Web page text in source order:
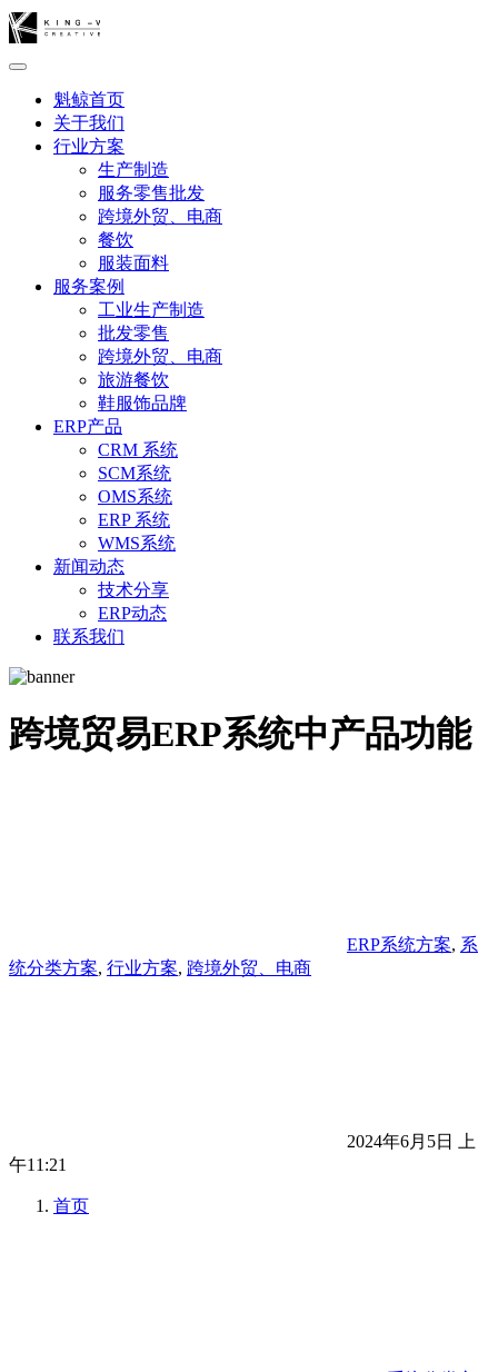
魁鲸首页
关于我们
行业方案
生产制造
服务零售批发
跨境外贸、电商
餐饮
服装面料
服务案例
工业生产制造
批发零售
跨境外贸、电商
旅游餐饮
鞋服饰品牌
ERP产品
CRM 系统
SCM系统
OMS系统
ERP 系统
WMS系统
新闻动态
技术分享
ERP动态
联系我们
跨境贸易ERP系统中产品功能
ERP系统方案, 系
统分类方案, 行业方案, 跨境外贸、电商
2024年6月5日 上
午11:21
首页